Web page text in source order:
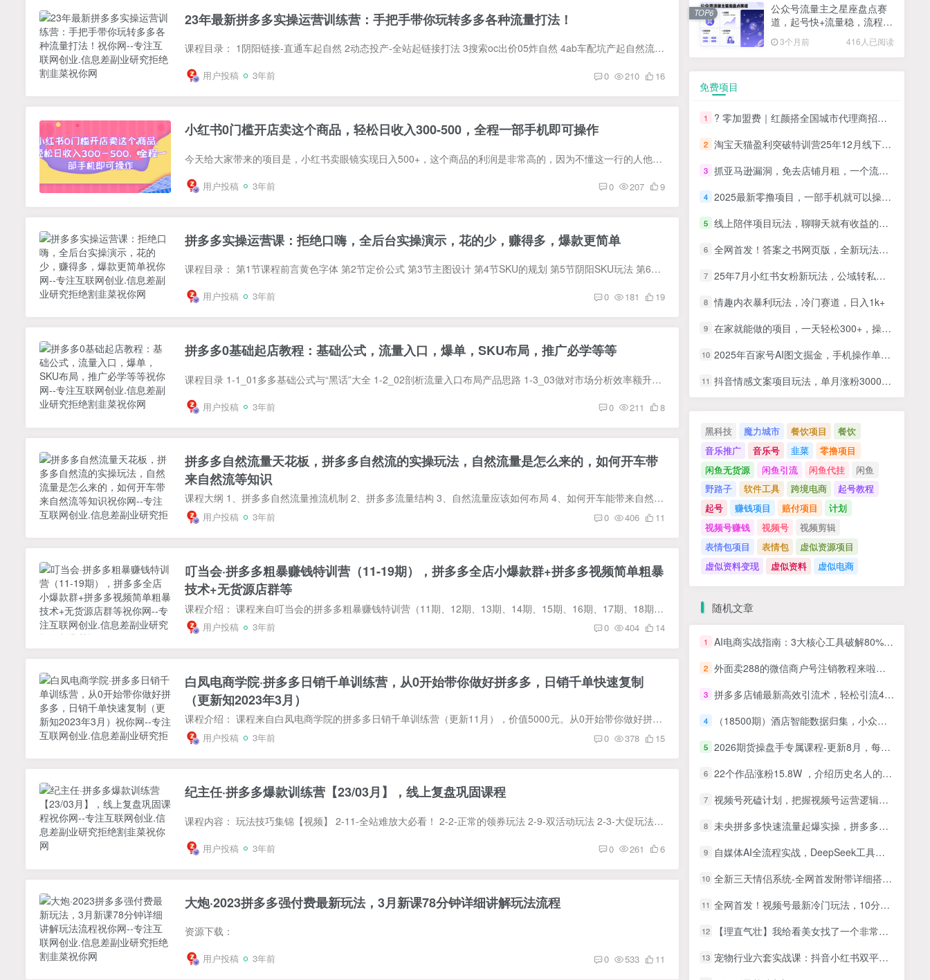
23年最新拼多多实操运营训练营：手把手带你玩转多多各种流量打法！
课程目录： 1阴阳链接-直通车起自然 2动态投产-全站起链接打法 3搜索oc出价05炸自然 4ab车配坑产起自然流 5搜索oc+自定义低价玩法 6ocpx切车拉自然 7不同类目的流量选择方式（必看） 8为什么你...
用户投稿 3年前 0 210 16
小红书0门槛开店卖这个商品，轻松日收入300-500，全程一部手机即可操作
今天给大家带来的项目是，小红书卖眼镜实现日入500+，这个商品的利润是非常高的，因为不懂这一行的人他看不透价格，20的东西卖100在小红书是比较正常的，而且小红书上女性用户居多，她们对眼镜...
用户投稿 3年前 0 207 9
拼多多实操运营课：拒绝口嗨，全后台实操演示，花的少，赚得多，爆款更简单
课程目录： 第1节课程前言黄色字体 第2节定价公式 第3节主图设计 第4节SKU的规划 第5节阴阳SKU玩法 第6节破零渠道的选择修改 第7节店铺权重搭建 第8节免费流量玩法 第9节强付费玩法 第10节活动...
用户投稿 3年前 0 181 19
拼多多0基础起店教程：基础公式，流量入口，爆单，SKU布局，推广必学等等
课程目录 1-1_01多多基础公式与“黑话”大全 1-2_02剖析流量入口布局产品思路 1-3_03做对市场分析效率额升十倍 1-404寻找对标竞品单是抄出来的 1-5_05主图做得好爆单少不了 1-6_06标题写的对流...
用户投稿 3年前 0 211 8
拼多多自然流量天花板，拼多多自然流的实操玩法，自然流量是怎么来的，如何开车带
来自然流等知识
课程大纲 1、拼多多自然流量推流机制 2、拼多多流量结构 3、自然流量应该如何布局 4、如何开车能带来自然流 面向人群 在做拼多多人群 学完收获 能学会拼多多自然流的实操玩法，懂得自然流是怎么...
用户投稿 3年前 0 406 11
叮当会·拼多多粗暴赚钱特训营（11-19期），拼多多全店小爆款群+拼多多视频简单粗暴
技术+无货源店群等
课程介绍： 课程来自叮当会的拼多多粗暴赚钱特训营（11期、12期、13期、14期、15期、16期、17期、18期、19期），价值4999元主要内容包括：拼多多视频简单粗暴技术、2022年拼多多高效运营12步法...
用户投稿 3年前 0 404 14
白凤电商学院·拼多多日销千单训练营，从0开始带你做好拼多多，日销千单快速复制
（更新知2023年3月）
课程介绍： 课程来自白凤电商学院的拼多多日销千单训练营（更新11月），价值5000元。从0开始带你做好拼多多，让日销千单可以快速复制，一对一带店实训，快速打造日销千单店铺。 课程目录： 01、...
用户投稿 3年前 0 378 15
纪主任·拼多多爆款训练营【23/03月】，线上​复盘巩固课程
课程内容： 玩法技巧集锦【视频】 2-11-全站难放大必看！ 2-2-正常的领券玩法 2-9-双活动玩法 2-3-大促玩法核心点 2-4-手把手带你上万人团 2-8-防比价实操 2-6-无脑起量（大促+高投产） 2-7-破...
用户投稿 3年前 0 261 6
大炮·2023拼多多强付费最新玩法，3月新课​78分钟详细讲解玩法流程
资源下载：
用户投稿 3年前 0 533 11
公众号流量主之星座盘点赛
道，起号快+流量稳，流程简
3个月前 416人已阅读
TOP6
免费项目
1 ? 零加盟费｜红颜搭全国城市代理商招募正式启动！
2 淘宝天猫盈利突破特训营25年12月线下课，系统性的深度剖析电商企业经营之道，打造电商标准化运营体系
3 抓亚马逊漏洞，免去店铺月租，一个流量大竞争小，让你有机会成大卖的赛道
4 2025最新零撸项目，一部手机就可以操作，20秒一单，零投入纯薅羊毛，无门槛，一天200+【揭秘】
5 线上陪伴项目玩法，聊聊天就有收益的项目，一个月收益5000+
6 全网首发！答案之书网页版，全新玩法，搭配文档和网页，日入1k+零门槛小白首选副业
7 25年7月小红书女粉新玩法，公域转私域变现，日轻松变现2张+，5分钟简单复制好上手
8 情趣内衣暴利玩法，冷门赛道，日入1k+
9 在家就能做的项目，一天轻松300+，操作简单上手快
10 2025年百家号AI图文掘金，手机操作单号月入4-5位数，低门槛【附指令+工具】
11 抖音情感文案项目玩法，单月涨粉3000+，新手小白也能做
黑科技 魔力城市 餐饮项目
餐饮
音乐推广
音乐号 韭菜
零撸项目
闲鱼无货源
闲鱼引流 闲鱼代挂
闲鱼
野路子
软件工具 跨境电商
起号教程
起号
赚钱项目 赔付项目
计划
视频号赚钱
视频号
视频剪辑
表情包项目
表情包
虚似资源项目
虚似资料变现
虚似资料 虚似电商
随机文章
1 AI电商实战指南：3大核心工具破解80%运营难题，实现降本增效
2 外面卖288的微信商户号注销教程来啦，超级简单方便，一分钟即可注销成功【揭秘】
3 拼多多店铺最新高效引流术，轻松引流400+创业粉，精准日变现五位数！
4 （18500期）酒店智能数据归集，小众蓝海已经稳定半年之久，单窗口70+零成本矩阵开干
5 2026期货操盘手专属课程-更新8月，每日实时行情复盘，适配短线玩家打造成熟交易模式
6 22个作品涨粉15.8W ，介绍历史名人的一生 ， 豆包+即梦+剪映轻松复制
7 视频号死磕计划，把握视频号运营逻辑，精准定位迅速起号
8 未央拼多多快速流量起爆实操，拼多多新品快速起爆实操，看完不走弯路
9 自媒体AI全流程实战，DeepSeek工具实操详解，从起号到变现完整方案
10 全新三天情侣系统-全网首发附带详细搭建教程-小白也能轻松上手搭建【详细教程+源码】
11 全网首发！视频号最新冷门玩法，10分钟一条星座解析演绎视频，条条爆款，日收入1000+
12 【理直气壮】我给看美女找了一个非常恰当的理由，信息差项目
13 宠物行业六套实战课：抖音小红书双平台，剪辑直播全打通，学完宠物赛道月入3万+